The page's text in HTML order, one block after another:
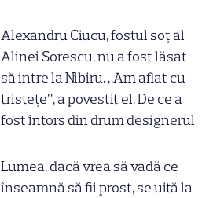
Alexandru Ciucu, fostul soț al
Alinei Sorescu, nu a fost lăsat
să intre la Nibiru. „Am aflat cu
tristețe”, a povestit el. De ce a
fost întors din drum designerul
Lumea, dacă vrea să vadă ce
înseamnă să fii prost, se uită la